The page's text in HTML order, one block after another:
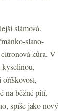
slámová.
slano-
kůra. V
kyselinou,
na běžné pití,
spíše jako nový